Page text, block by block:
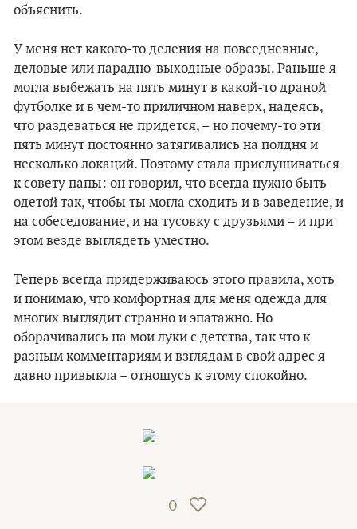
объяснить.
У меня нет какого-то деления на повседневные,
деловые или парадно-выходные образы. Раньше я
могла выбежать на пять минут в какой-то драной
футболке и в чем-то приличном наверх, надеясь,
что раздеваться не придется, – но почему-то эти
пять минут постоянно затягивались на полдня и
несколько локаций. Поэтому стала прислушиваться
к совету папы: он говорил, что всегда нужно быть
одетой так, чтобы ты могла сходить и в заведение, и
на собеседование, и на тусовку с друзьями – и при
этом везде выглядеть уместно.
Теперь всегда придерживаюсь этого правила, хоть
и понимаю, что комфортная для меня одежда для
многих выглядит странно и эпатажно. Но
оборачивались на мои луки с детства, так что к
разным комментариям и взглядам в свой адрес я
давно привыкла – отношусь к этому спокойно.
0